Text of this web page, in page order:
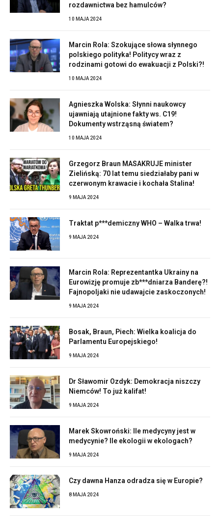
rozdawnictwa bez hamulców?
10 MAJA 2024
Marcin Rola: Szokujące słowa słynnego
polskiego polityka! Politycy wraz z
rodzinami gotowi do ewakuacji z Polski?!
10 MAJA 2024
Agnieszka Wolska: Słynni naukowcy
ujawniają utajnione fakty ws. C19!
Dokumenty wstrząsną światem?
10 MAJA 2024
Grzegorz Braun MASAKRUJE minister
Zielińską: 70 lat temu siedziałaby pani w
czerwonym krawacie i kochała Stalina!
9 MAJA 2024
Traktat p***demiczny WHO – Walka trwa!
9 MAJA 2024
Marcin Rola: Reprezentantka Ukrainy na
Eurowizję promuje zb***dniarza Banderę?!
Fajnopoljaki nie udawajcie zaskoczonych!
9 MAJA 2024
Bosak, Braun, Piech: Wielka koalicja do
Parlamentu Europejskiego!
9 MAJA 2024
Dr Sławomir Ozdyk: Demokracja niszczy
Niemców! To już kalifat!
9 MAJA 2024
Marek Skowroński: Ile medycyny jest w
medycynie? Ile ekologii w ekologach?
9 MAJA 2024
Czy dawna Hanza odradza się w Europie?
8 MAJA 2024